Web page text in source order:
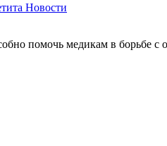
Новости
помочь медикам в борьбе с